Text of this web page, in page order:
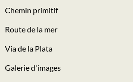
Chemin primitif
Route de la mer
Via de la Plata
Galerie d'images